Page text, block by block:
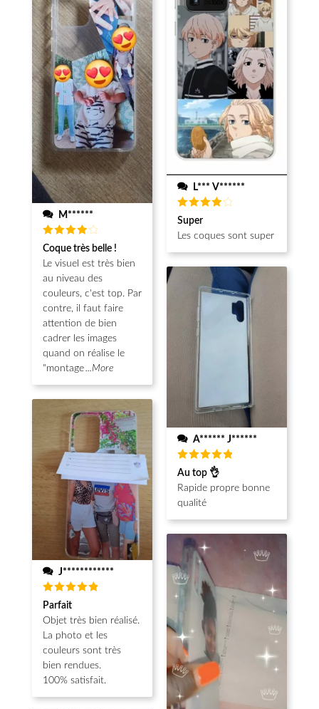
M******
Note4
sur 5
Coque très belle !
Le visuel est très bien
au niveau des
couleurs, c'est top. Par
contre, il faut faire
attention de bien
cadrer les images
quand on réalise le
"montage...More
J************
Note5
sur 5
Parfait
Objet très bien réalisé.
La photo et les
couleurs sont très
bien rendues.
100% satisfait.
L*** V******
Note
sur 5
Super
Les coques sont super
A****** J******
Note5
sur 5
Au top 👌
Rapide propre bonne
qualité